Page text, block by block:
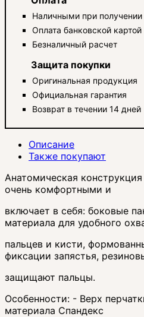
Наличными при получении
Оплата банковской картой
Безналичный расчет
Защита покупки
Оригинальная продукция
Официальная гарантия
Возврат в течении 14 дней
Описание
Также покупают
Анатомическая
очень комфортными и
включает в себя: боковые
материала для удобного
пальцев и кисти,
фиксации запястья,
защищают пальцы.
Особенности: - Верх
материала Спандекс